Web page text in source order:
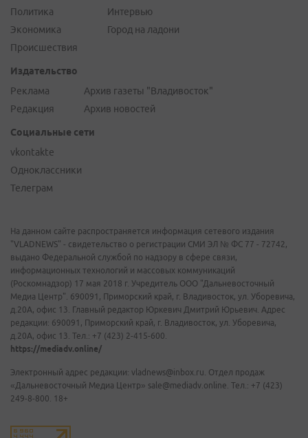
Политика
Экономика
Происшествия
Интервью
Город на ладони
Издательство
Реклама
Редакция
Архив газеты "Владивосток"
Архив новостей
Социальные сети
vkontakte
Одноклассники
Телеграм
На данном сайте распространяется информация сетевого издания
"VLADNEWS" - свидетельство о регистрации СМИ ЭЛ № ФС 77 - 72742,
выдано Федеральной службой по надзору в сфере связи,
информационных технологий и массовых коммуникаций
(Роскомнадзор) 17 мая 2018 г. Учредитель ООО "Дальневосточный
Медиа Центр". 690091, Приморский край, г. Владивосток, ул. Уборевича,
д.20А, офис 13. Главный редактор Юркевич Дмитрий Юрьевич. Адрес
редакции: 690091, Приморский край, г. Владивосток, ул. Уборевича,
д.20А, офис 13. Тел.: +7 (423) 2-415-600.
https://mediadv.online/
Электронный адрес редакции: vladnews@inbox.ru. Отдел продаж
«Дальневосточный Медиа Центр» sale@mediadv.online. Тел.: +7 (423)
249-8-800. 18+